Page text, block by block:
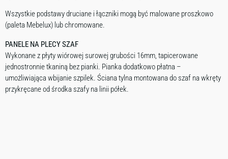
Wszystkie podstawy druciane i łączniki mogą być malowane proszkowo
(paleta Mebelux) lub chromowane.
PANELE NA PLECY SZAF
Wykonane z płyty wiórowej surowej grubości 16mm, tapicerowane
jednostronnie tkaniną bez pianki. Pianka dodatkowo płatna –
umożliwiająca wbijanie szpilek. Ściana tylna montowana do szaf na wkręty
przykręcane od środka szafy na linii półek.